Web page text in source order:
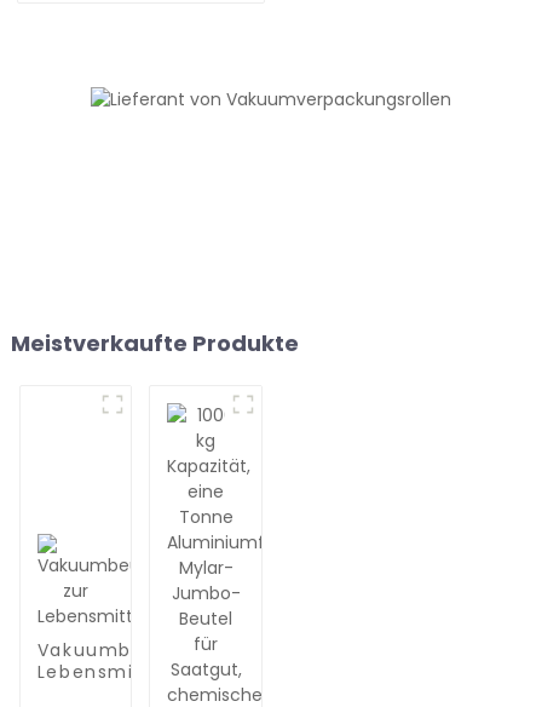
Meistverkaufte Produkte
Vakuumbeutel zur
Lebensmittelaufbewahrung